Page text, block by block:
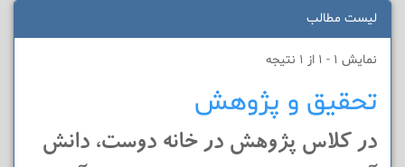
لیست مطالب
نمایش 1 - 1 از 1 نتیجه
تحقیق و پژوهش
در کلاس پژوهش در خانه دوست، دانش